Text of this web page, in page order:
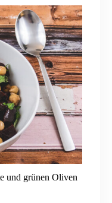
und grünen Oliven